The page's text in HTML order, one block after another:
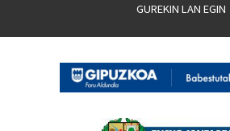
GUREKIN LAN EGIN